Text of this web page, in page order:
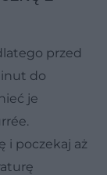
przed
do
je
i poczekaj aż